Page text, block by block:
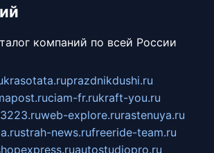
компаний по всей России
krasotata.ruprazdnikdushi.ru
ciam-fr.rukraft-you.ru
web-explore.rurastenuya.ru
strah-news.rufreeride-team.ru
autostudiopro.ru